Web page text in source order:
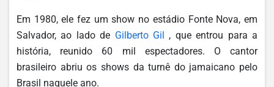
Em 1980, ele fez um show no estádio Fonte Nova, em
Salvador, ao lado de Gilberto Gil , que entrou para a
história, reunido 60 mil espectadores. O cantor
brasileiro abriu os shows da turnê do jamaicano pelo
Brasil naquele ano.